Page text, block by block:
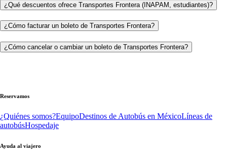
¿Qué descuentos ofrece Transportes Frontera (INAPAM, estudiantes)?
¿Cómo facturar un boleto de Transportes Frontera?
¿Cómo cancelar o cambiar un boleto de Transportes Frontera?
Reservamos
¿Quiénes somos?EquipoDestinos de Autobús en MéxicoLíneas de
autobúsHospedaje
Ayuda al viajero